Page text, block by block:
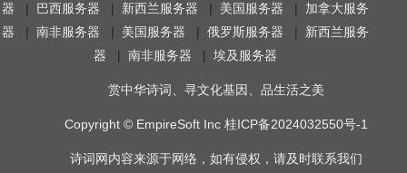
器 | 巴西服务器 | 新西兰服务器 | 美国服务器 | 加拿大服务
器 | 南非服务器 | 美国服务器 | 俄罗斯服务器 | 新西兰服务
器 | 南非服务器 | 埃及服务器
赏中华诗词、寻文化基因、品生活之美
Copyright © EmpireSoft Inc 桂ICP备2024032550号-1
诗词网内容来源于网络，如有侵权，请及时联系我们